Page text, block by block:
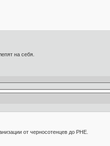
на себя.
от черносотенцев до РНЕ.